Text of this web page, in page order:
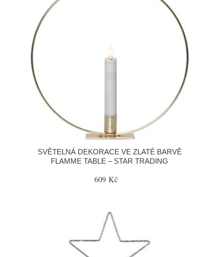
SVĚTELNÁ DEKORACE VE ZLATÉ BARVĚ
FLAMME TABLE – STAR TRADING
609 Kč